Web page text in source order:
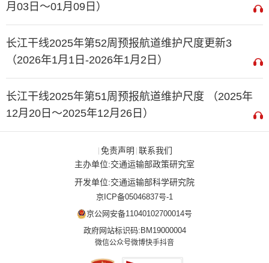
月03日～01月09日）
长江干线2025年第52周预报航道维护尺度更新3
（2026年1月1日-2026年1月2日）
长江干线2025年第51周预报航道维护尺度 （2025年
12月20日～2025年12月26日）
| 免责声明 | 联系我们
主办单位:交通运输部政策研究室
开发单位:交通运输部科学研究院
京ICP备05046837号-1
京公网安备11040102700014号
政府网站标识码:BM19000004
微信公众号微博快手抖音